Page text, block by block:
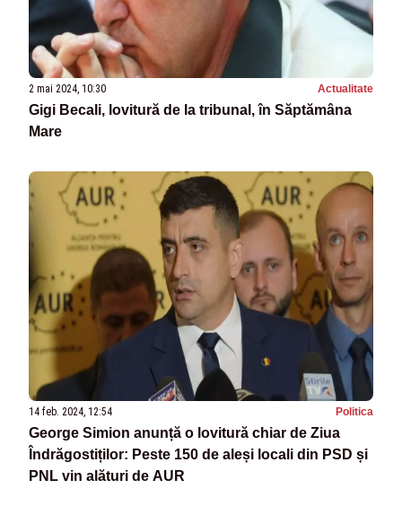
2 mai 2024, 10:30 Actualitate
Gigi Becali, lovitură de la tribunal, în Săptămâna
Mare
14 feb. 2024, 12:54 Politica
George Simion anunță o lovitură chiar de Ziua
Îndrăgostiților: Peste 150 de aleși locali din PSD și
PNL vin alături de AUR